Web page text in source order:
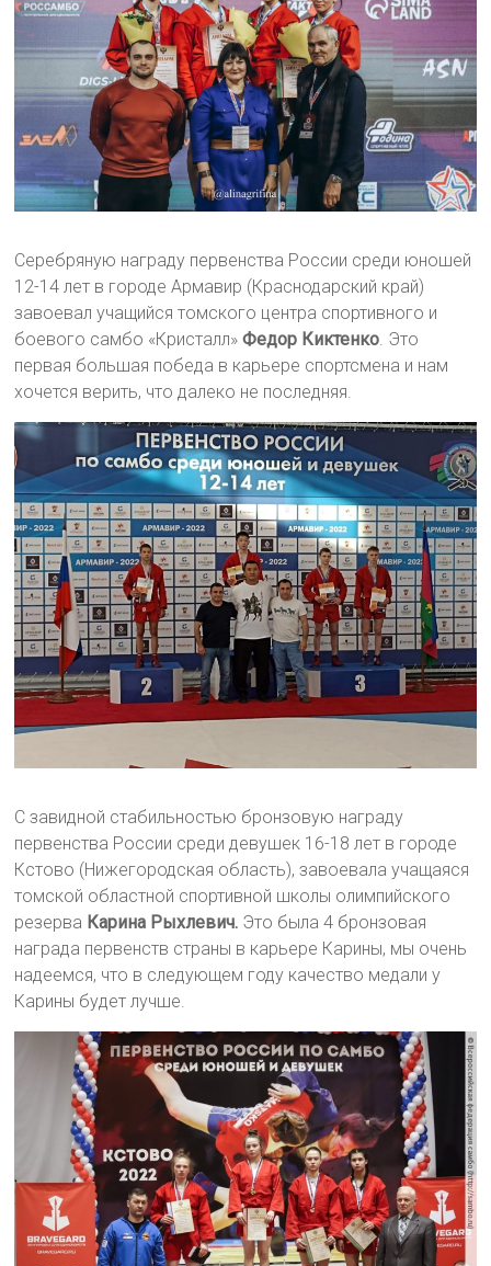
Серебряную награду первенства России среди юношей
12-14 лет в городе Армавир (Краснодарский край)
завоевал учащийся томского центра спортивного и
боевого самбо «Кристалл»Федор Киктенко. Это
первая большая победа в карьере спортсмена и нам
хочется верить, что далеко не последняя.
С завидной стабильностью бронзовую награду
первенства России среди девушек 16-18 лет в городе
Кстово (Нижегородская область), завоевала учащаяся
томской областной спортивной школы олимпийского
резерва Карина Рыхлевич. Это была 4 бронзовая
награда первенств страны в карьере Карины, мы очень
надеемся, что в следующем году качество медали у
Карины будет лучше.